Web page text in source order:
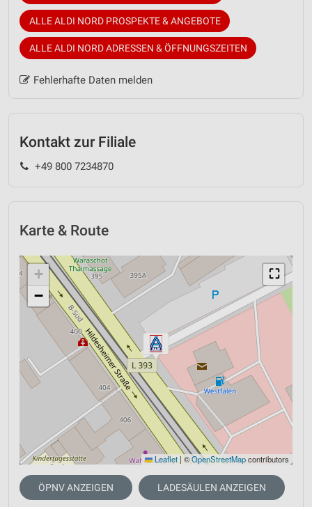
ALLE ALDI NORD PROSPEKTE & ANGEBOTE
ALLE ALDI NORD ADRESSEN & ÖFFNUNGSZEITEN
Fehlerhafte Daten melden
Kontakt zur Filiale
+49 800 7234870
Karte & Route
⛶
+
−
Leaflet | ©OpenStreetMapcontributors
ÖPNV ANZEIGEN LADESÄULEN ANZEIGEN